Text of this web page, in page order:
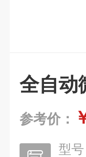
全自动
参考价：
型号